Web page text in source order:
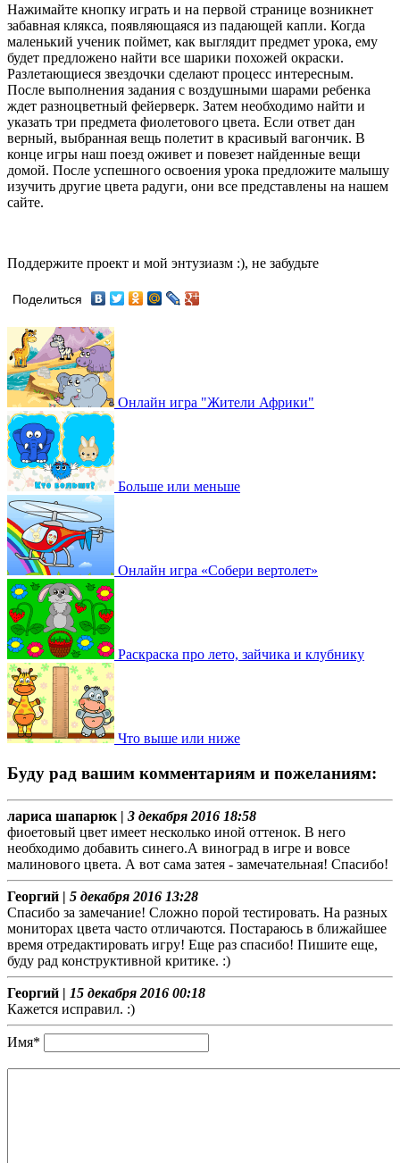
Нажимайте кнопку играть и на первой странице возникнет
забавная клякса, появляющаяся из падающей капли. Когда
маленький ученик поймет, как выглядит предмет урока, ему
будет предложено найти все шарики похожей окраски.
Разлетающиеся звездочки сделают процесс интересным.
После выполнения задания с воздушными шарами ребенка
ждет разноцветный фейерверк. Затем необходимо найти и
указать три предмета фиолетового цвета. Если ответ дан
верный, выбранная вещь полетит в красивый вагончик. В
конце игры наш поезд оживет и повезет найденные вещи
домой. После успешного освоения урока предложите малышу
изучить другие цвета радуги, они все представлены на нашем
сайте.
Поддержите проект и мой энтузиазм :), не забудьте
Поделиться
Онлайн игра "Жители Африки"
Больше или меньше
Онлайн игра «Собери вертолет»
Раскраска про лето, зайчика и клубнику
Что выше или ниже
Буду рад вашим комментариям и пожеланиям:
лариса шапарюк | 3 декабря 2016 18:58
фиоетовый цвет имеет несколько иной оттенок. В него
необходимо добавить синего.А виноград в игре и вовсе
малинового цвета. А вот сама затея - замечательная! Спасибо!
Георгий | 5 декабря 2016 13:28
Спасибо за замечание! Сложно порой тестировать. На разных
мониторах цвета часто отличаются. Постараюсь в ближайшее
время отредактировать игру! Еще раз спасибо! Пишите еще,
буду рад конструктивной критике. :)
Георгий | 15 декабря 2016 00:18
Кажется исправил. :)
Имя*